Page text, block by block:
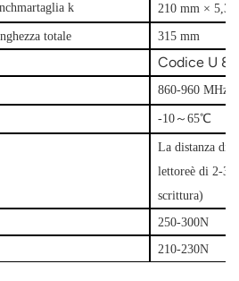
taglia k 210 mm × 5,3
totale
315 mm
Codice U 8/
860-960 MHz
-10 ～65℃
La distanza di
lettoreè di 2-3
scrittura)
250-300N
210-230N